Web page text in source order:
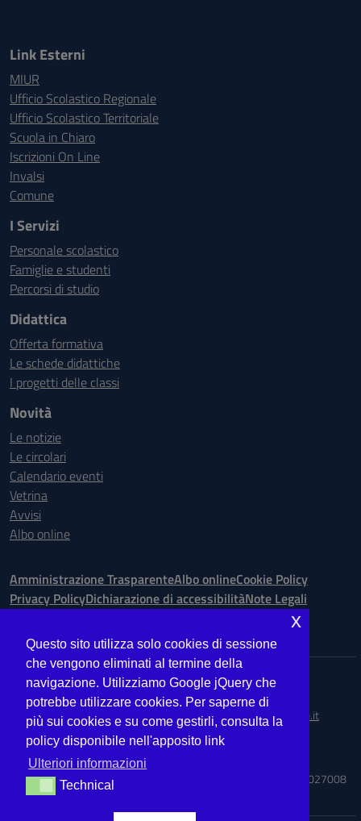
Link Esterni
MIUR
Ufficio Scolastico Regionale
Ufficio Scolastico Territoriale
Scuola in Chiaro
Iscrizioni On Line
Invalsi
Comune
I Servizi
Personale scolastico
Famiglie e studenti
Percorsi di studio
Didattica
Offerta formativa
Le schede didattiche
I progetti delle classi
Novità
Le notizie
Le circolari
Calendario eventi
Vetrina
Avvisi
Albo online
Amministrazione TrasparenteAlbo onlineCookie Policy
Privacy PolicyDichiarazione di accessibilitàNote Legali
Indirizzo:Via Ugo Bassi is. 148 n. 73 - 98123 Messina
Centralino:090.9012763 Email:MEIS027008@istruzione.it
Posta elettronica certificata (PEC): meis027008@pec.istruzione.it
Codice fiscale: 03224560833
Codice meccanografico:MEIS027008
Codice Indice delle Pubbliche Amministrazioni (IPA): ISTSC_MEIS027008
Questo sito utilizza solo cookies di sessione
che vengono eliminati al termine della
navigazione. Utilizziamo Google jQuery che
potrebbe utilizzare cookies. Per saperne di
più sui cookies e su come gestirli, consulta la
policy disponibile nell'apposito link
Ulteriori informazioni
TechnicalTechnical
x